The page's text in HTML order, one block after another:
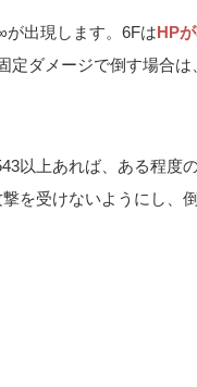
出現します。6FはHP
ダメージで倒す場合
以上あれば、ある程度
を受けないようにし、